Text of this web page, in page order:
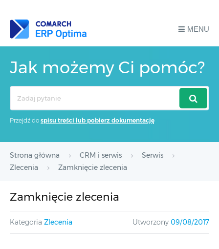
MENU
Jak możemy Ci pomóc?
Przejdź do spisu treści lub pobierz dokumentację
Strona główna CRM i serwis
Serwis
Zlecenia
Zamknięcie zlecenia
Zamknięcie zlecenia
Kategoria Zlecenia Utworzony 09/08/2017